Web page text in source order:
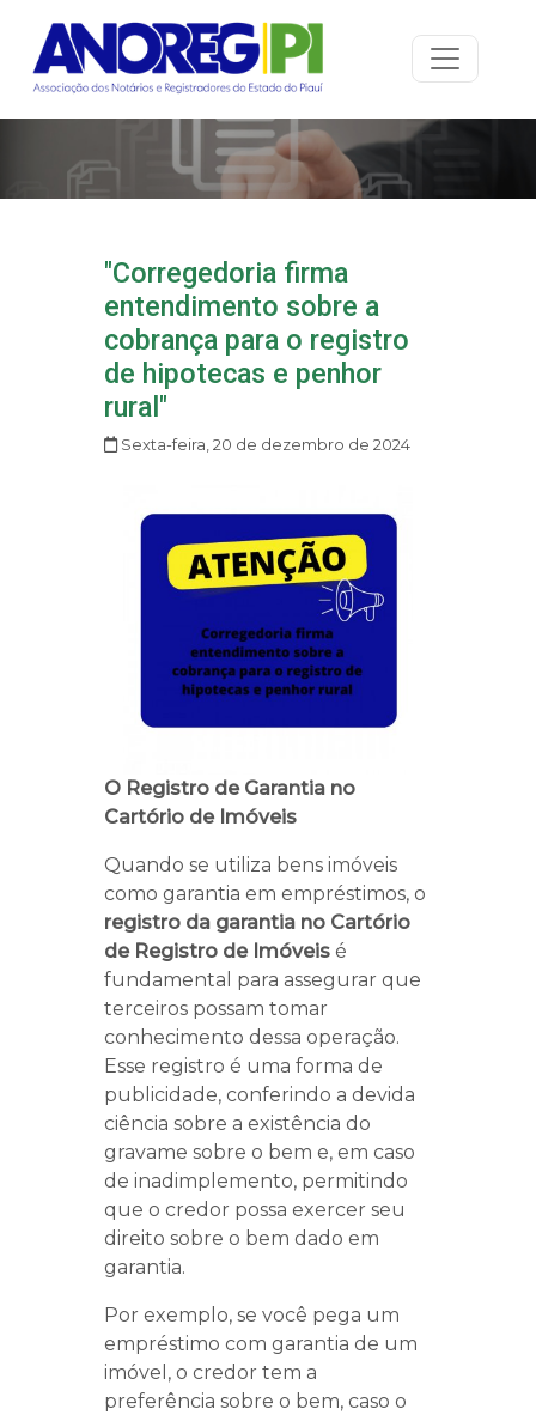
"Corregedoria firma
entendimento sobre a
cobrança para o registro
de hipotecas e penhor
rural"
Sexta-feira, 20 de dezembro de 2024
O Registro de Garantia no
Cartório de Imóveis
Quando se utiliza bens imóveis
como garantia em empréstimos, o
registro da garantia no Cartório
de Registro de Imóveisé
fundamental para assegurar que
terceiros possam tomar
conhecimento dessa operação.
Esse registro é uma forma de
publicidade, conferindo a devida
ciência sobre a existência do
gravame sobre o bem e, em caso
de inadimplemento, permitindo
que o credor possa exercer seu
direito sobre o bem dado em
garantia.
Por exemplo, se você pega um
empréstimo com garantia de um
imóvel, o credor tem a
preferência sobre o bem, caso o